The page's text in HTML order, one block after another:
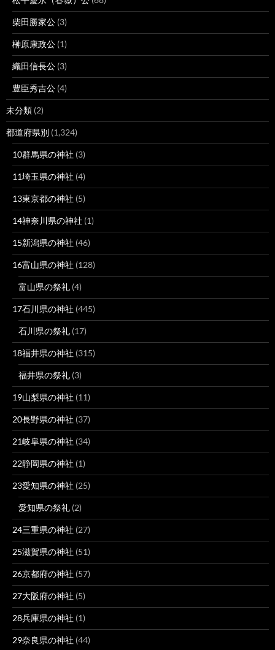
柴田勝家公 (3)
榊原康政公 (1)
織田信長公 (3)
豊臣秀吉公 (4)
未分類 (2)
都道府県別 (1,324)
10群馬県の神社 (3)
11埼玉県の神社 (4)
13東京都の神社 (5)
14神奈川県の神社 (1)
15新潟県の神社 (46)
16富山県の神社 (128)
富山県の祭礼 (4)
17石川県の神社 (445)
石川県の祭礼 (17)
18福井県の神社 (315)
福井県の祭礼 (3)
19山梨県の神社 (11)
20長野県の神社 (37)
21岐阜県の神社 (34)
22静岡県の神社 (1)
23愛知県の神社 (25)
愛知県の祭礼 (2)
24三重県の神社 (27)
25滋賀県の神社 (51)
26京都府の神社 (57)
27大阪府の神社 (5)
28兵庫県の神社 (1)
29奈良県の神社 (44)